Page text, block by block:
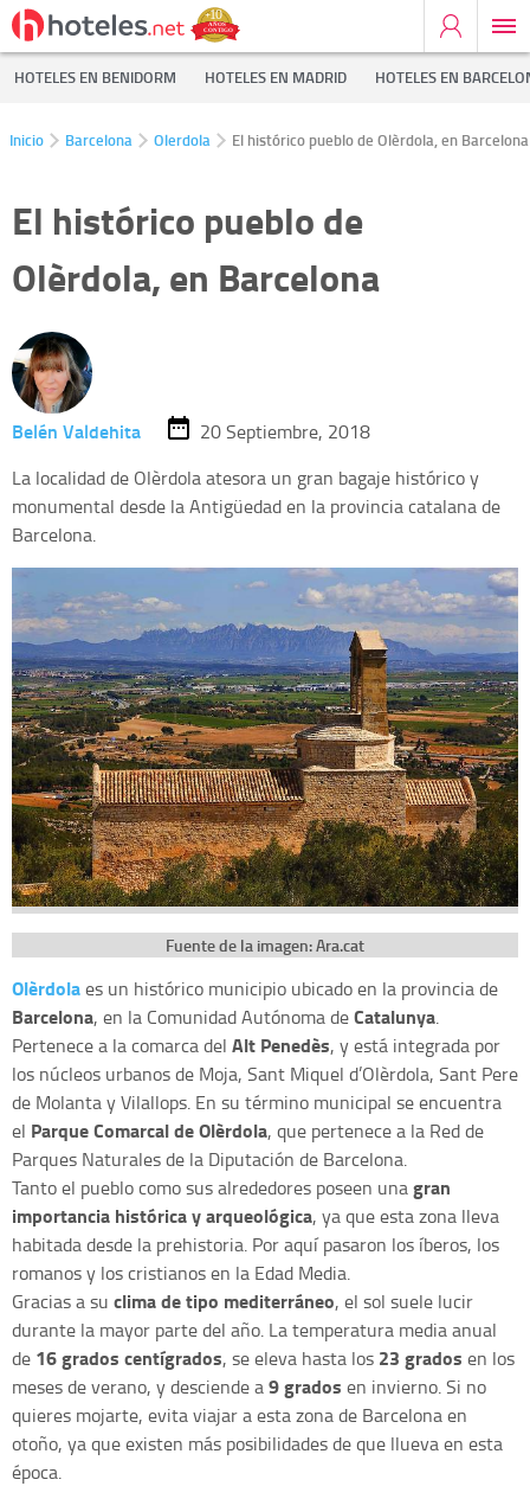
HOTELES EN BENIDORM HOTELES EN MADRID HOTELES EN
Inicio Barcelona Olerdola El histórico pueblo de Olèrdola, en Barcelona
El histórico pueblo de
Olèrdola, en Barcelona
Belén Valdehita
20 Septiembre, 2018
La localidad de Olèrdola atesora un gran bagaje histórico y
monumental desde la Antigüedad en la provincia catalana de
Barcelona.
Fuente de la imagen: Ara.cat
Olèrdolaes un histórico municipio ubicado en la provincia de
Barcelona, en la Comunidad Autónoma deCatalunya.
Pertenece a la comarca del Alt Penedès, y está integrada por
los núcleos urbanos de Moja, Sant Miquel d’Olèrdola, Sant Pere
de Molanta y Vilallops. En su término municipal se encuentra
el Parque Comarcal de Olèrdola, que pertenece a la Red de
Parques Naturales de la Diputación de Barcelona.
Tanto el pueblo como sus alrededores poseen unagran
importancia histórica y arqueológica, ya que esta zona lleva
habitada desde la prehistoria. Por aquí pasaron los íberos, los
romanos y los cristianos en la Edad Media.
Gracias a su clima de tipo mediterráneo, el sol suele lucir
durante la mayor parte del año. La temperatura media anual
de 16 grados centígrados, se eleva hasta los 23 grados en los
meses de verano, y desciende a9 grados en invierno. Si no
quieres mojarte, evita viajar a esta zona de Barcelona en
otoño, ya que existen más posibilidades de que llueva en esta
época.